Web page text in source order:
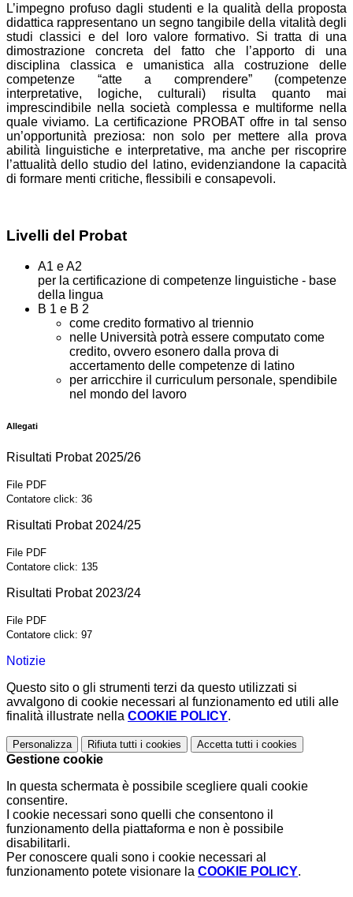
L’impegno profuso dagli studenti e la qualità della proposta
didattica rappresentano un segno tangibile della vitalità degli
studi classici e del loro valore formativo. Si tratta di una
dimostrazione concreta del fatto che l’apporto di una
disciplina classica e umanistica alla costruzione delle
competenze “atte a comprendere”(competenze
interpretative, logiche, culturali) risulta quanto mai
imprescindibile nella società complessa e multiforme nella
quale viviamo. La certificazione PROBAT offre in tal senso
un’opportunità preziosa: non solo per mettere alla prova
abilità linguistiche e interpretative, ma anche per riscoprire
l’attualitàde llo studio del latino, evidenziandone la capacità
di formare menti critiche, flessibili e consapevoli.
Livelli del Probat
A1 e A2
per la certificazione di competenze linguistiche - base
della lingua
B 1 e B 2
come credito formativo al triennio
nelle Università potrà essere computato come
credito, ovvero esonero dalla prova di
accertamento delle competenze di latino
per arricchire il curriculum personale, spendibile
nel mondo del lavoro
Allegati
Risultati Probat 2025/26
File PDF
Contatore click: 36
Risultati Probat 2024/25
File PDF
Contatore click: 135
Risultati Probat 2023/24
File PDF
Contatore click: 97
Notizie
Questo sito o gli strumenti terzi da questo utilizzati si
avvalgono di cookie necessari al funzionamento ed utili alle
finalità illustrate nella COOKIE POLICY.
Personalizza Rifiuta tutti i cookies Accetta tutti i cookies
Gestione cookie
In questa schermata è possibile scegliere quali cookie
consentire.
I cookie necessari sono quelli che consentono il
funzionamento della piattaforma e non è possibile
disabilitarli.
Per conoscere quali sono i cookie necessari al
funzionamento potete visionare la COOKIE POLICY.